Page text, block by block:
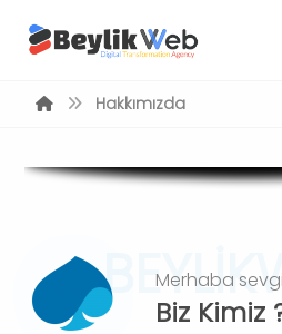
Hakkımızda
Merhaba
Biz Kimiz